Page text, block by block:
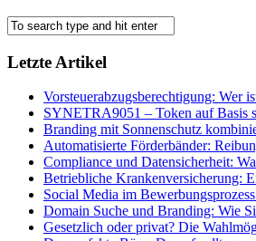
Letzte Artikel
Vorsteuerabzugsberechtigung: Wer
SYNETRA9051 – Token auf Basis
Branding mit Sonnenschutz
Automatisierte Förderbänder:
Compliance und Datensicherheit:
Betriebliche Krankenversicherung:
Social Media im
Domain Suche und Branding: Wie
Gesetzlich oder privat? Die